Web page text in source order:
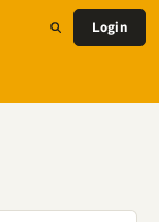
Login